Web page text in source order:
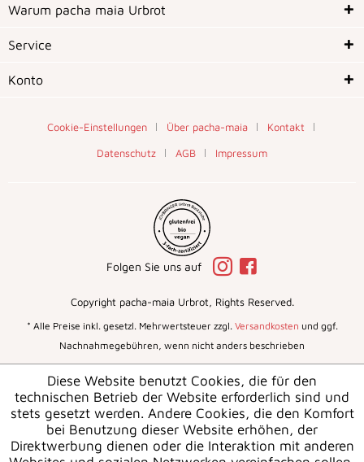
Warum pacha maia Urbrot
Service
Konto
* Alle Preise inkl. gesetzl. Mehrwertsteuer zzgl. Versandkosten und ggf.
Nachnahmegebühren, wenn nicht anders beschrieben
Cookie-Einstellungen Über pacha-maia
Kontakt
Datenschutz
AGB Impressum
Copyright pacha-maia Urbrot, Rights Reserved.
Folgen Sie uns auf
Diese Website benutzt Cookies, die für den
technischen Betrieb der Website erforderlich sind und
stets gesetzt werden. Andere Cookies, die den Komfort
bei Benutzung dieser Website erhöhen, der
Direktwerbung dienen oder die Interaktion mit anderen